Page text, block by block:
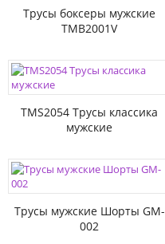
Трусы боксеры мужские
TMB2001V
TMS2054 Трусы классика
мужские
Трусы мужские Шорты GM-
002